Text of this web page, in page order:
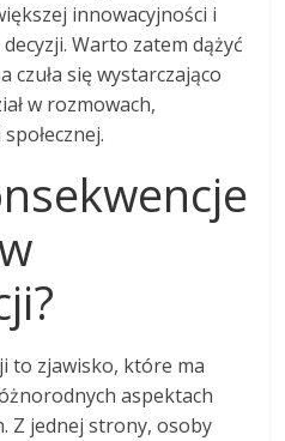
innowacyjności i
Warto zatem dążyć
czuła się wystarczająco
w rozmowach,
to zjawisko, które ma
aspektach
Z jednej strony, osoby